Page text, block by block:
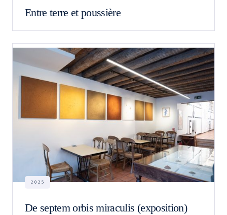
Entre terre et poussière
2025
De septem orbis miraculis (exposition)